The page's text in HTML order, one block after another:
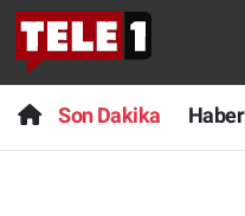
Son Dakika Haber
Anında Manşet
Başka Sohbetler
Son Dakika
Haber
Nöbetçi Eczaneler
Hava Durumu